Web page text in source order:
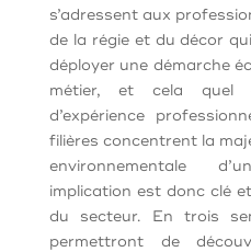
s’adressent aux
de la régie et du décor
déployer une démarche
métier, et cela quel
d’expérience
filières concentrent la
environnementale
implication est donc clé
du secteur. En trois
permettront de